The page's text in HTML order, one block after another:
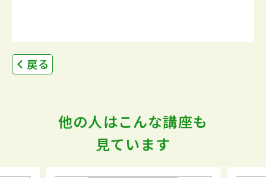
戻る
他の人はこんな講座も
見ています